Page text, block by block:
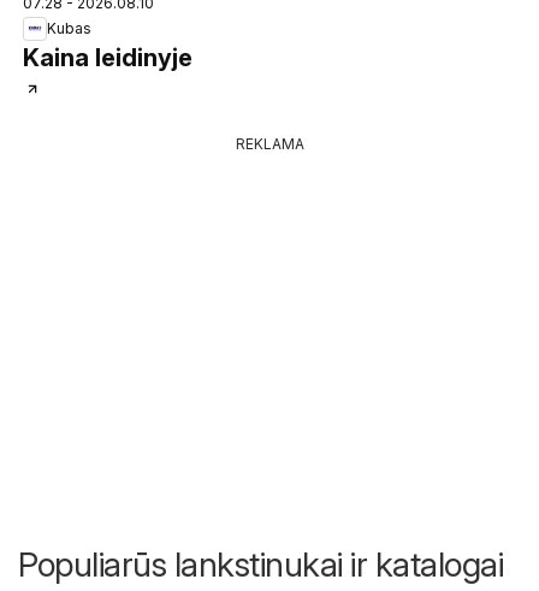
Kubas
Kaina leidinyje
REKLAMA
Populiarūs lankstinukai ir katalogai